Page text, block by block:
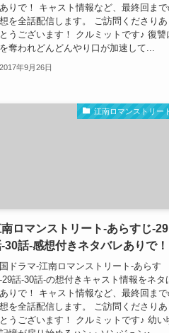
りで！ キャスト情報など、最終回まで
を全話配信します。 ご訪問くださりあ
うございます！ クルミットです♪ 復讐
奪われどんどんやり口が加速して...
2017年9月26日
江南ロマンストリー
ロマンストリート-あらすじ-29
30話-感想付きネタバレありで！
ドラマ-江南ロマンストリート-あらす
29話-30話-の想付きキャスト情報をネタ
りで！ キャスト情報など、最終回まで
を全話配信します。 ご訪問くださりあ
うございます！ クルミットです♪ 幼い